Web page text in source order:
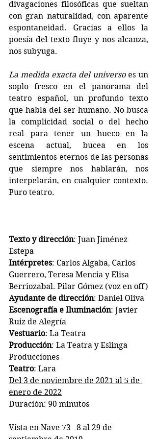
divagaciones filosóficas que sueltan
con gran naturalidad, con aparente
espontaneidad. Gracias a ellos la
poesía del texto fluye y nos alcanza,
nos subyuga.
La medida exacta del universo es un
soplo fresco en el panorama del
teatro español, un profundo texto
que habla del ser humano. No busca
la complicidad social o del hecho
real para tener un hueco en la
escena actual, bucea en los
sentimientos eternos de las personas
que siempre nos hablarán, nos
interpelarán, en cualquier contexto.
Puro teatro.
Texto y dirección: Juan Jiménez
Estepa
Intérpretes: Carlos Algaba, Carlos
Guerrero, Teresa Mencia y Elisa
Berriozabal. Pilar Gómez (voz en off)
Ayudante de dirección: Daniel Oliva
Escenografía e Iluminación: Javier
Ruiz de Alegría
Vestuario: La Teatra
Producción: La Teatra y Eslinga
Producciones
Teatro: Lara
Del 3 de noviembre de 2021 al 5 de
enero de 2022
Duración: 90 minutos
Vista en Nave 73   8 al 29 de